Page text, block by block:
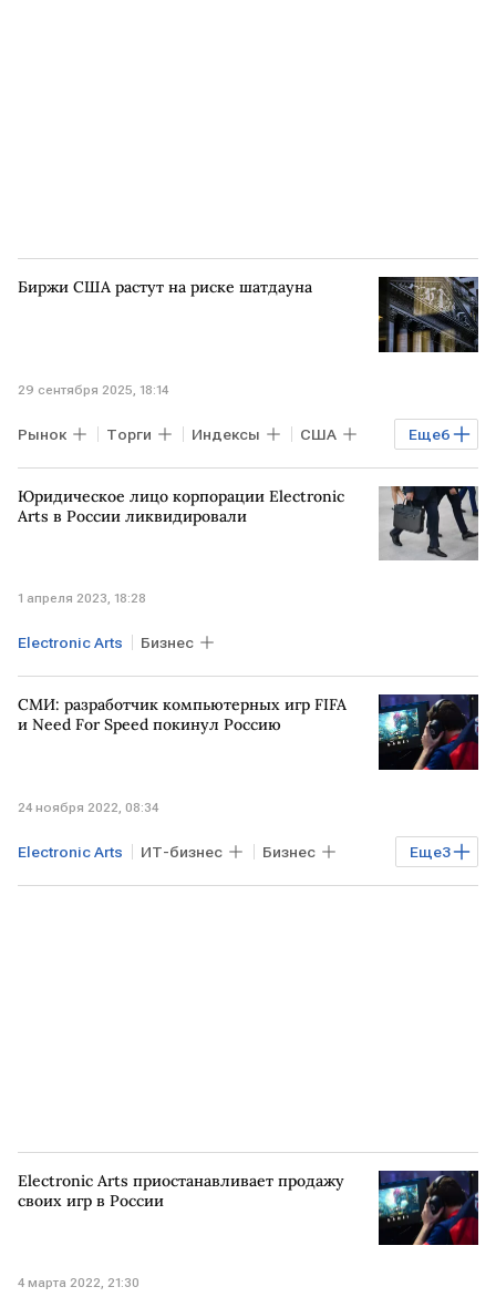
Биржи США растут на риске шатдауна
29 сентября 2025, 18:14
Еще6
Рынок Торги Индексы США
Дональд Трамп Dow Jones Netflix
Walt Disney Nasdaq Composite
Юридическое лицо корпорации Electronic
Arts в России ликвидировали
1 апреля 2023, 18:28
Electronic Arts Бизнес
СМИ: разработчик компьютерных игр FIFA
и Need For Speed покинул Россию
24 ноября 2022, 08:34
Еще3
Electronic Arts ИТ-бизнес Бизнес
Экономика Технологии
Electronic Arts приостанавливает продажу
своих игр в России
4 марта 2022, 21:30